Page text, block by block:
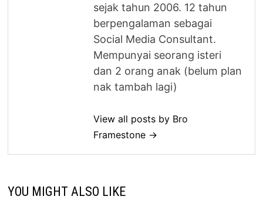
sejak tahun 2006. 12 tahun
berpengalaman sebagai
Social Media Consultant.
Mempunyai seorang isteri
dan 2 orang anak (belum plan
nak tambah lagi)
View all posts by Bro
Framestone →
YOU MIGHT ALSO LIKE